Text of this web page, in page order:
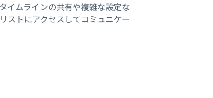
イムラインの共有や複雑な設定な
ストにアクセスしてコミュニケー